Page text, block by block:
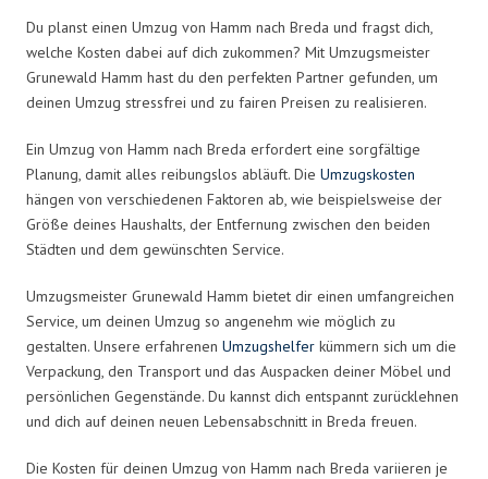
Du planst einen Umzug von Hamm nach Breda und fragst dich,
welche Kosten dabei auf dich zukommen? Mit Umzugsmeister
Grunewald Hamm hast du den perfekten Partner gefunden, um
deinen Umzug stressfrei und zu fairen Preisen zu realisieren.
Ein Umzug von Hamm nach Breda erfordert eine sorgfältige
Planung, damit alles reibungslos abläuft. Die Umzugskosten
hängen von verschiedenen Faktoren ab, wie beispielsweise der
Größe deines Haushalts, der Entfernung zwischen den beiden
Städten und dem gewünschten Service.
Umzugsmeister Grunewald Hamm bietet dir einen umfangreichen
Service, um deinen Umzug so angenehm wie möglich zu
gestalten. Unsere erfahrenen Umzugshelfer kümmern sich um die
Verpackung, den Transport und das Auspacken deiner Möbel und
persönlichen Gegenstände. Du kannst dich entspannt zurücklehnen
und dich auf deinen neuen Lebensabschnitt in Breda freuen.
Die Kosten für deinen Umzug von Hamm nach Breda variieren je